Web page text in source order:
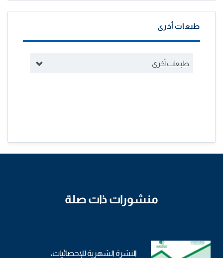
طبعات أخرى
طبعات أخرى
منشورات ذات صلة
النشرة الشهرية للإحصائيات،